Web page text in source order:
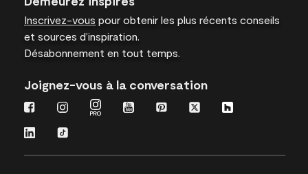
Inscrivez-vous pour obtenir les plus récents conseils
et sources d’inspiration.
Désabonnement en tout temps.
Joignez-vous à la conversation